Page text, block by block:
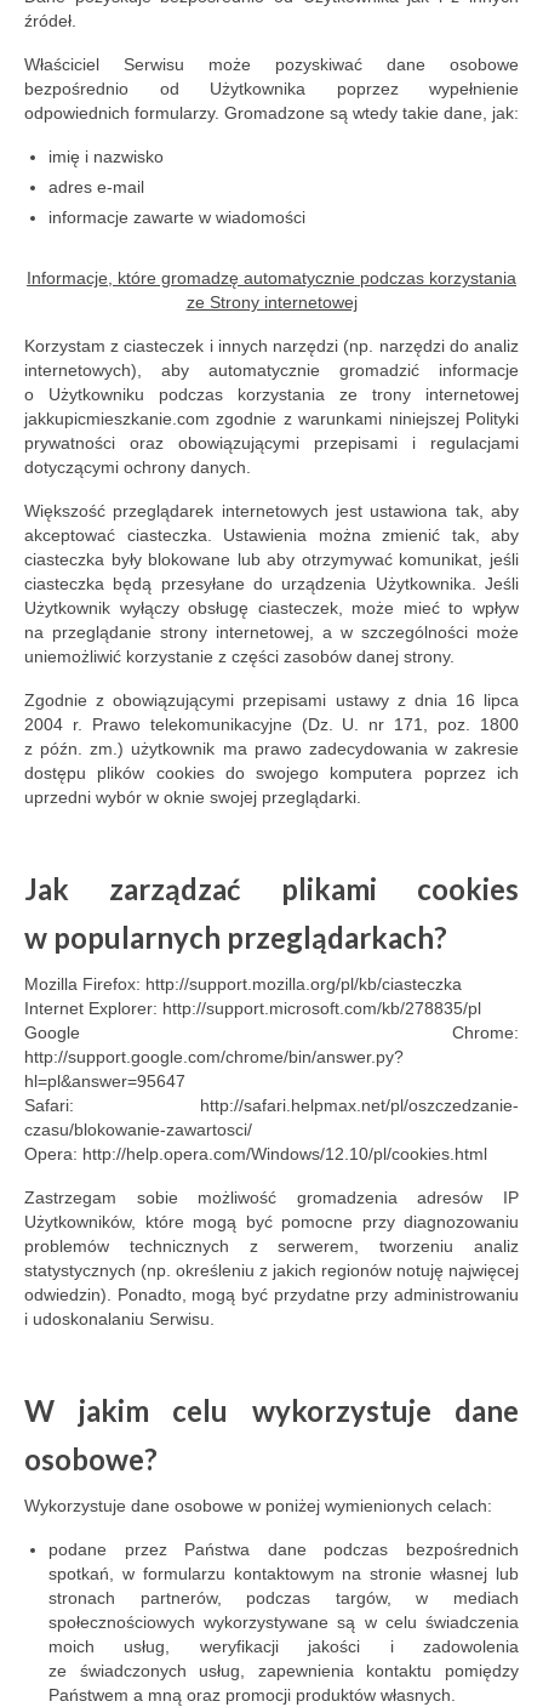
źródeł.
Właściciel Serwisu może pozyskiwać dane osobowe
bezpośrednio od Użytkownika poprzez wypełnienie
odpowiednich formularzy. Gromadzone są wtedy takie dane, jak:
imię i nazwisko
adres e-mail
informacje zawarte w wiadomości
Informacje, które gromadzę automatycznie podczas korzystania
ze Strony internetowej
Korzystam z ciasteczek i innych narzędzi (np. narzędzi do analiz
internetowych), aby automatycznie gromadzić informacje
o Użytkowniku podczas korzystania ze trony internetowej
jakkupicmieszkanie.com zgodnie z warunkami niniejszej Polityki
prywatności oraz obowiązującymi przepisami i regulacjami
dotyczącymi ochrony danych.
Większość przeglądarek internetowych jest ustawiona tak, aby
akceptować ciasteczka. Ustawienia można zmienić tak, aby
ciasteczka były blokowane lub aby otrzymywać komunikat, jeśli
ciasteczka będą przesyłane do urządzenia Użytkownika. Jeśli
Użytkownik wyłączy obsługę ciasteczek, może mieć to wpływ
na przeglądanie strony internetowej, a w szczególności może
uniemożliwić korzystanie z części zasobów danej strony.
Zgodnie z obowiązującymi przepisami ustawy z dnia 16 lipca
2004 r. Prawo telekomunikacyjne (Dz. U. nr 171, poz. 1800
z późn. zm.) użytkownik ma prawo zadecydowania w zakresie
dostępu plików cookies do swojego komputera poprzez ich
uprzedni wybór w oknie swojej przeglądarki.
Jak zarządzać plikami cookies
w popularnych przeglądarkach?
Mozilla Firefox: http://support.mozilla.org/pl/kb/ciasteczka
Internet Explorer: http://support.microsoft.com/kb/278835/pl
Google Chrome:
http://support.google.com/chrome/bin/answer.py?
hl=pl&answer=95647
Safari: http://safari.helpmax.net/pl/oszczedzanie-
czasu/blokowanie-zawartosci/
Opera: http://help.opera.com/Windows/12.10/pl/cookies.html
Zastrzegam sobie możliwość gromadzenia adresów IP
Użytkowników, które mogą być pomocne przy diagnozowaniu
problemów technicznych z serwerem, tworzeniu analiz
statystycznych (np. określeniu z jakich regionów notuję najwięcej
odwiedzin). Ponadto, mogą być przydatne przy administrowaniu
i udoskonalaniu Serwisu.
W jakim celu wykorzystuje dane
osobowe?
Wykorzystuje dane osobowe w poniżej wymienionych celach:
podane przez Państwa dane podczas bezpośrednich
spotkań, w formularzu kontaktowym na stronie własnej lub
stronach partnerów, podczas targów, w mediach
społecznościowych wykorzystywane są w celu świadczenia
moich usług, weryfikacji jakości i zadowolenia
ze świadczonych usług, zapewnienia kontaktu pomiędzy
Państwem a mną oraz promocji produktów własnych.